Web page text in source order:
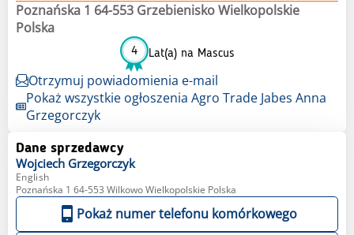
Poznańska 1 64-553 Grzebienisko Wielkopolskie
Polska
4 Lat(a) na Mascus
Otrzymuj powiadomienia e-mail
Pokaż wszystkie ogłoszenia Agro Trade Jabes Anna
Grzegorczyk
Dane sprzedawcy
Wojciech Grzegorczyk
English
Poznańska 1 64-553 Wilkowo Wielkopolskie Polska
Pokaż numer telefonu komórkowego